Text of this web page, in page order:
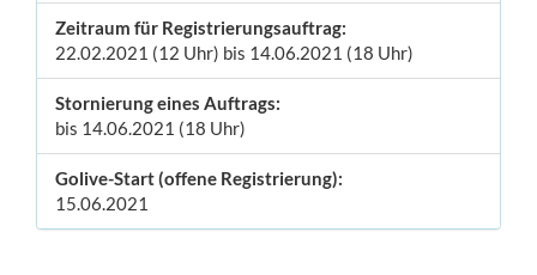
Zeitraum für Registrierungsauftrag:
22.02.2021 (12 Uhr) bis 14.06.2021 (18 Uhr)
Stornierung eines Auftrags:
bis 14.06.2021 (18 Uhr)
Golive-Start (offene Registrierung):
15.06.2021